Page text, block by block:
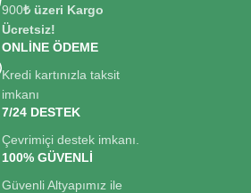
900₺ üzeri Kargo
Ücretsiz!
ONLİNE ÖDEME
Kredi kartınızla taksit
imkanı
7/24 DESTEK
Çevrimiçi destek imkanı.
100% GÜVENLİ
Güvenli Altyapımız ile